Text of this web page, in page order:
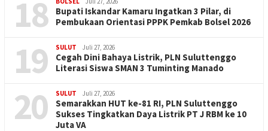
18
Bupati Iskandar Kamaru Ingatkan 3 Pilar, di
Pembukaan Orientasi PPPK Pemkab Bolsel 2026
19 SULUT Juli 27, 2026
Cegah Dini Bahaya Listrik, PLN Suluttenggo
Literasi Siswa SMAN 3 Tuminting Manado
20 SULUT Juli 27, 2026
Semarakkan HUT ke-81 RI, PLN Suluttenggo
Sukses Tingkatkan Daya Listrik PT J RBM ke 10
Juta VA